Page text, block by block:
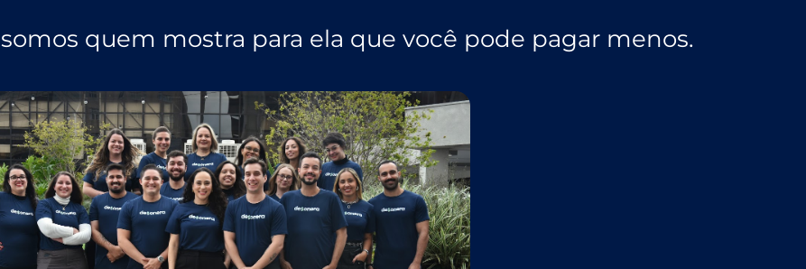
somos quem mostra para ela que você pode pagar menos.